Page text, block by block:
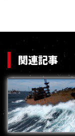
関連記事